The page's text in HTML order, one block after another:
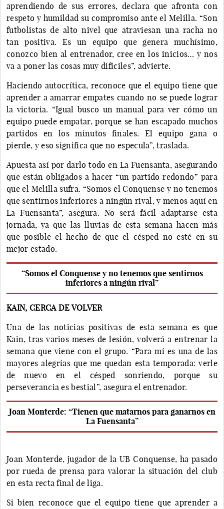
aprendiendo de sus errores, declara que afronta con
respeto y humildad su compromiso ante el Melilla. “Son
futbolistas de alto nivel que atraviesan una racha no
tan positiva. Es un equipo que genera muchísimo,
conozco bien al entrenador, cree en los inicios… y nos
va a poner las cosas muy difíciles”, advierte.
Haciendo autocrítica, reconoce que el equipo tiene que
aprender a amarrar empates cuando no se puede lograr
la victoria. “Igual busco un manual para ver cómo un
equipo puede empatar, porque se han escapado muchos
partidos en los minutos finales. El equipo gana o
pierde, y eso significa que no especula”, traslada.
Apuesta así por darlo todo en La Fuensanta, asegurando
que están obligados a hacer “un partido redondo” para
que el Melilla sufra. “Somos el Conquense y no tenemos
que sentirnos inferiores a ningún rival, y menos aquí en
La Fuensanta”, asegura. No será fácil adaptarse esta
jornada, ya que las lluvias de esta semana hacen más
que posible el hecho de que el césped no esté en su
mejor estado.
“Somos el Conquense y no tenemos que sentirnos
inferiores a ningún rival”
KAIN, CERCA DE VOLVER
Una de las noticias positivas de esta semana es que
Kain, tras varios meses de lesión, volverá a entrenar la
semana que viene con el grupo. “Para mí es una de las
mayores alegrías que me quedan esta temporada: verle
de nuevo en el césped sonriendo, porque su
perseverancia es bestial”, asegura el entrenador.
Joan Monterde: “Tienen que matarnos para ganarnos en
La Fuensanta”
Joan Monterde, jugador de la UB Conquense, ha pasado
por rueda de prensa para valorar la situación del club
en esta recta final de liga.
Si bien reconoce que el equipo tiene que aprender a